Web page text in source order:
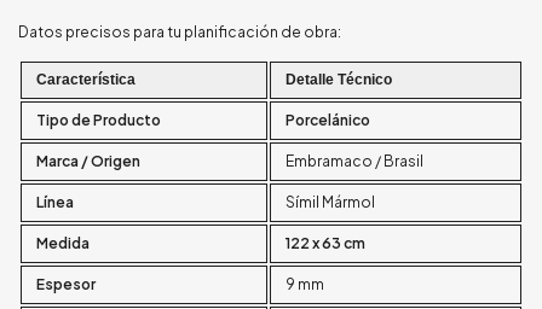
Datos precisos para tu planificación de obra:
Característica Detalle Técnico
Tipo de Producto Porcelánico
Marca / Origen Embramaco / Brasil
Línea Símil Mármol
Medida 122 x 63 cm
Espesor 9 mm